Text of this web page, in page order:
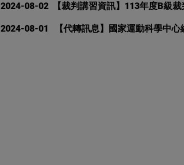
2024-08-02 【裁判講習資訊】113年度B級
2024-08-01 【代轉訊息】國家運動科學中心